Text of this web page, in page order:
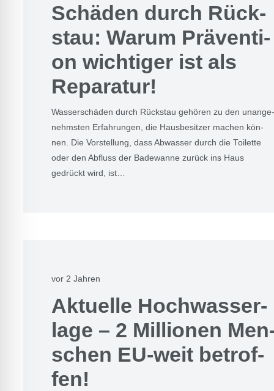
Schä­den durch Rück­
stau: War­um Prä­ven­ti­
on wich­ti­ger ist als
Repa­ra­tur!
Was­ser­schä­den durch Rück­stau gehö­ren zu den unan­ge­
nehms­ten Erfah­run­gen, die Haus­be­sit­zer machen kön­
nen. Die Vor­stel­lung, dass Abwas­ser durch die Toi­let­te
oder den Abfluss der Bade­wan­ne zurück ins Haus
gedrückt wird, ist…
vor 2 Jahren
Aktu­el­le Hoch­was­ser­
la­ge – 2 Mil­lio­nen
schen EU-weit betrof­
fen!